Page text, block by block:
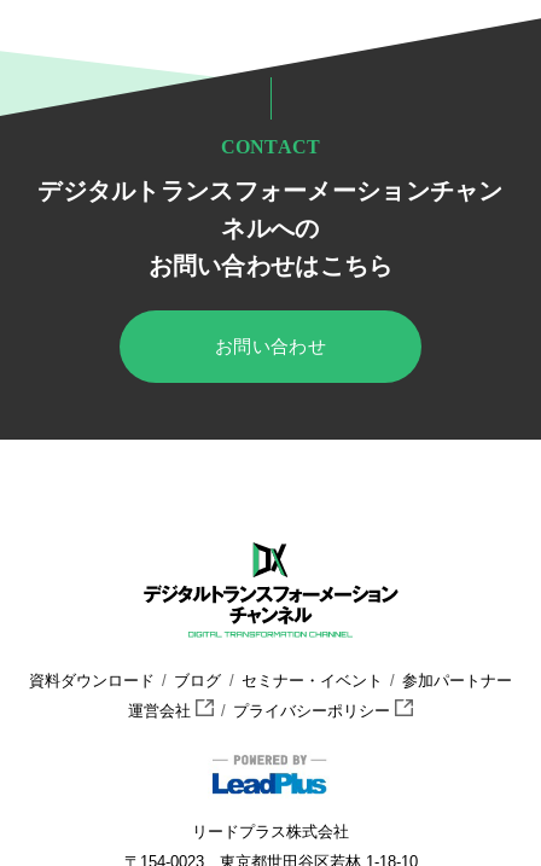
CONTACT
デジタルトランスフォーメーションチャン
ネルへの
お問い合わせはこちら
お問い合わせ
資料ダウンロード ブログ セミナー・イベント
参加パートナー
運営会社
プライバシーポリシー
リードプラス株式会社